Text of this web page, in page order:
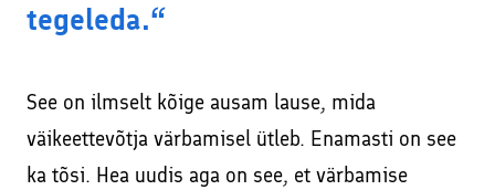
tegeleda.“
See on ilmselt kõige ausam lause, mida
väikeettevõtja värbamisel ütleb. Enamasti on see
ka tõsi. Hea uudis aga on see, et värbamise